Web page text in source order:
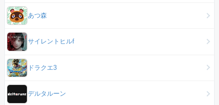
あつ森
サイレントヒルf
ドラクエ3
デルタルーン